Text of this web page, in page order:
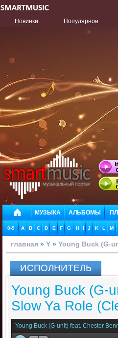
Новинки Популярное
МУЗЫКА АЛЬБОМЫ
0-9 A B C D E F G H I J K L M
главная » Y » Young Buck (G-
ИСПОЛНИТЕЛЬ
Young Buck (G-
Slow Ya Role
Young Buck (G-unit) feat. Chester